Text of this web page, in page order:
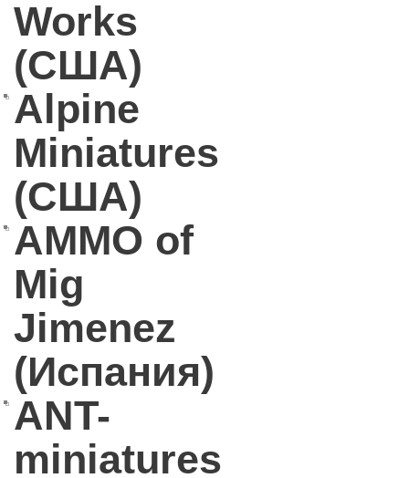
Works
(США)
Alpine
Miniatures
(США)
AMMO of
Mig
Jimenez
(Испания)
ANT-
miniatures